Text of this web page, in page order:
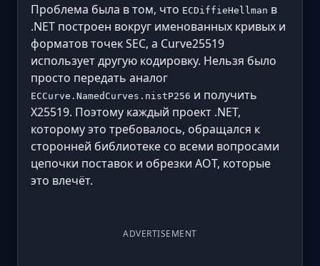
Проблема была в том, что ECDiffieHellman в
.NET построен вокруг именованных кривых и
форматов точек SEC, а Curve25519
использует другую кодировку. Нельзя было
просто передать аналог
ECCurve.NamedCurves.nistP256 и получить
X25519. Поэтому каждый проект .NET,
которому это требовалось, обращался к
сторонней библиотеке со всеми вопросами
цепочки поставок и обрезки AOT, которые
это влечёт.
ADVERTISEMENT